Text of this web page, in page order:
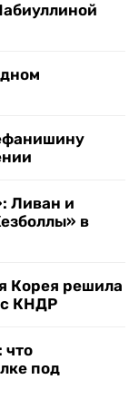
Ливан и
в
Корея решила
с КНДР
что
под